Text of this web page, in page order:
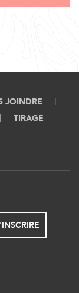
JOINDRE
TIRAGE